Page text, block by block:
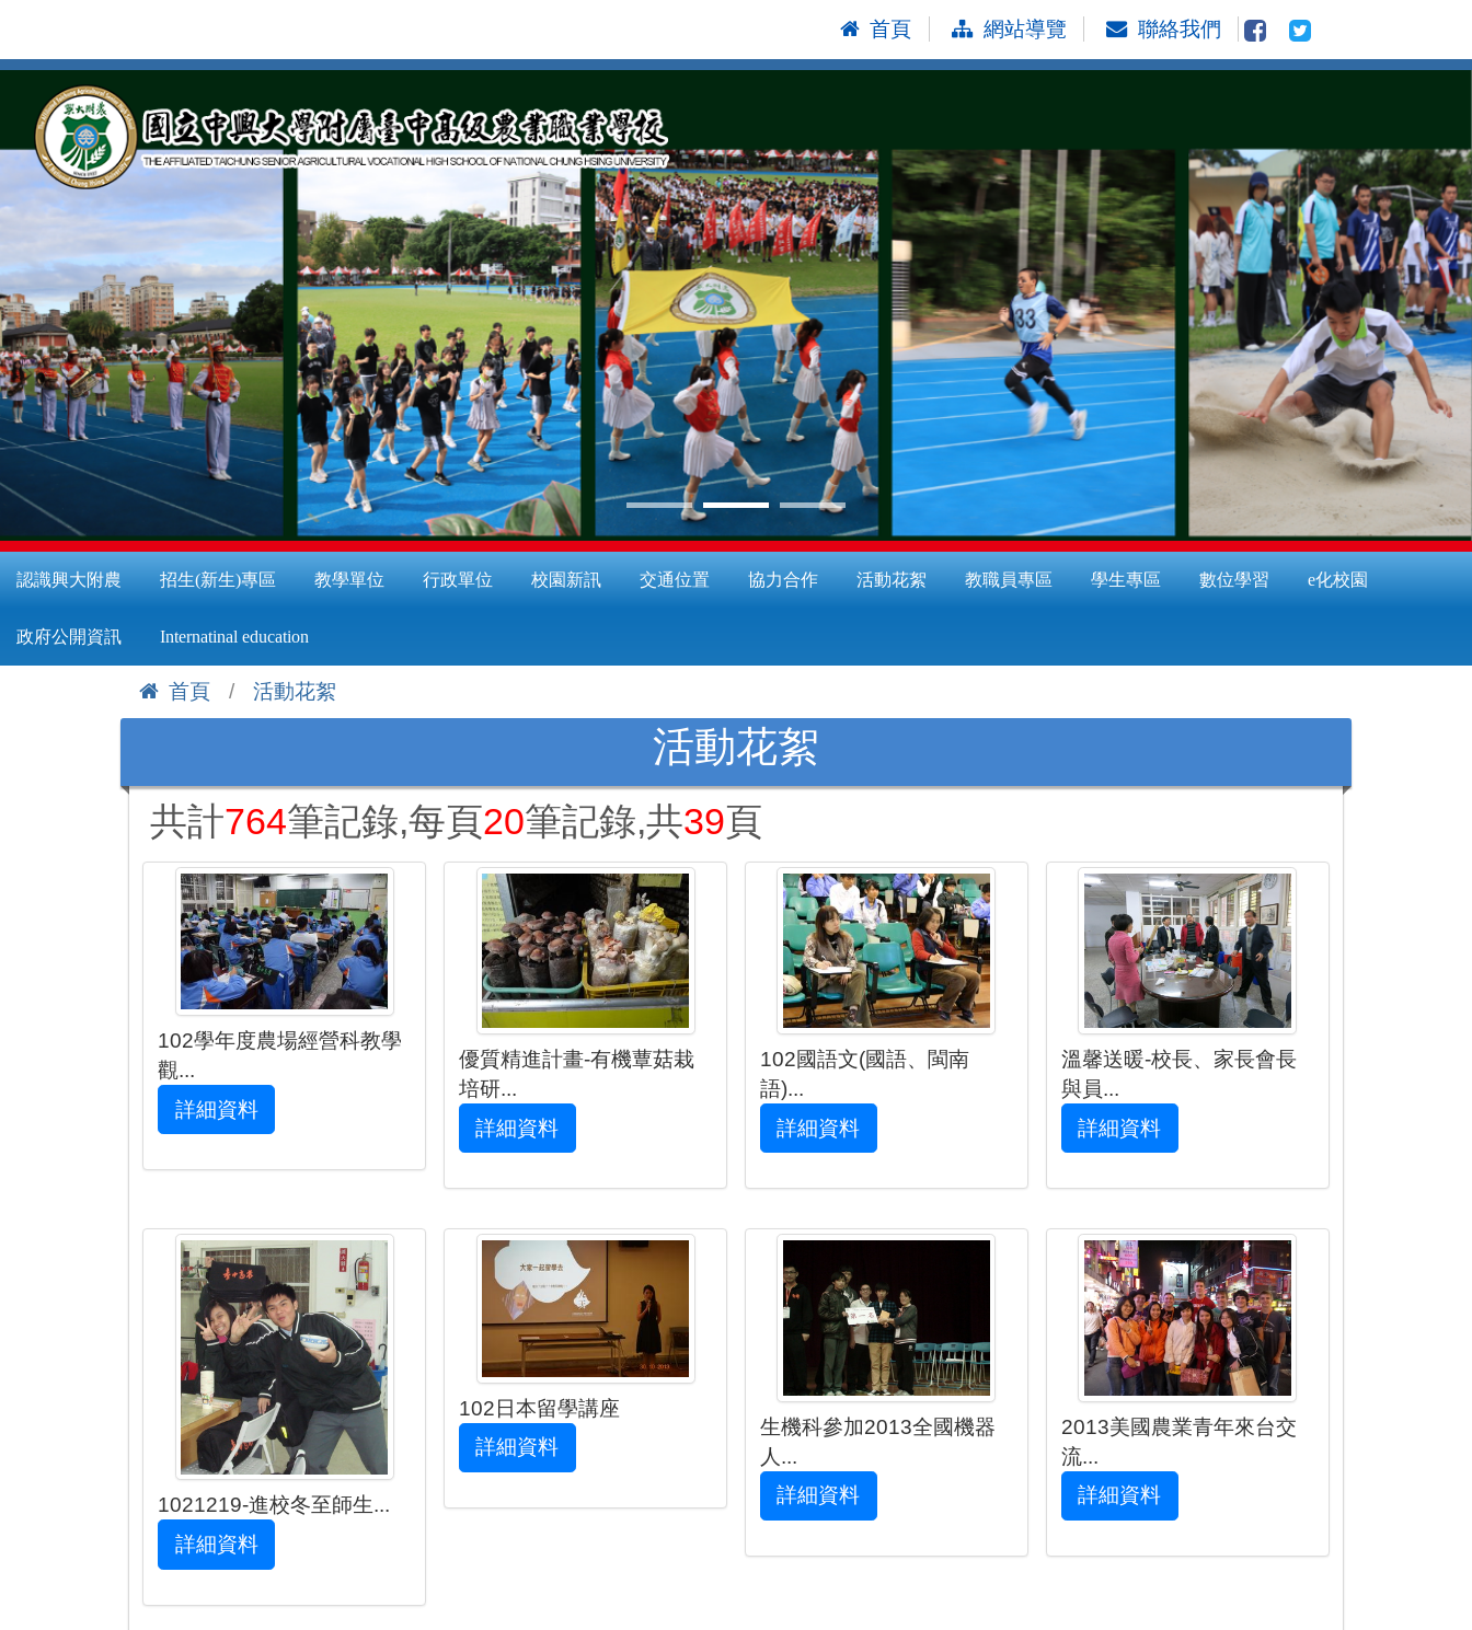
到
首頁 網站導覽 聯絡我們
認識興大附農 招生(新生)專區 教學單位 行政單位 校園新訊 交通位置 協力合作 活動花絮 教職員專區 學生專區 數位學習 e化校園
政府公開資訊 Internatinal education
首頁
活動花絮
活動花絮
共計764筆記錄,每頁20筆記錄,共39頁
102學年度農場經營科教學
觀...
詳細資料
優質精進計畫-有機蕈菇栽
培研...
詳細資料
102國語文(國語、閩南
語)...
詳細資料
溫馨送暖-校長、家長會長
與員...
詳細資料
1021219-進校冬至師生...
詳細資料
102日本留學講座
詳細資料
生機科參加2013全國機器
人...
詳細資料
2013美國農業青年來台交
流...
詳細資料